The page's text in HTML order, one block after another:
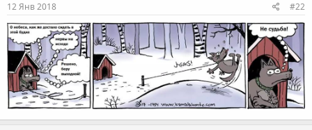
12 Янв 2018
#22